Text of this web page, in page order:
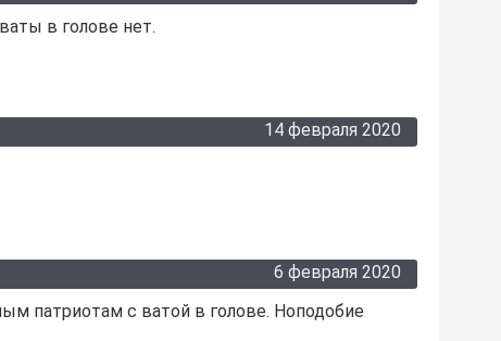
в голове нет.
14 февраля 2020
6 февраля 2020
патриотам с ватой в голове. Ноподобие